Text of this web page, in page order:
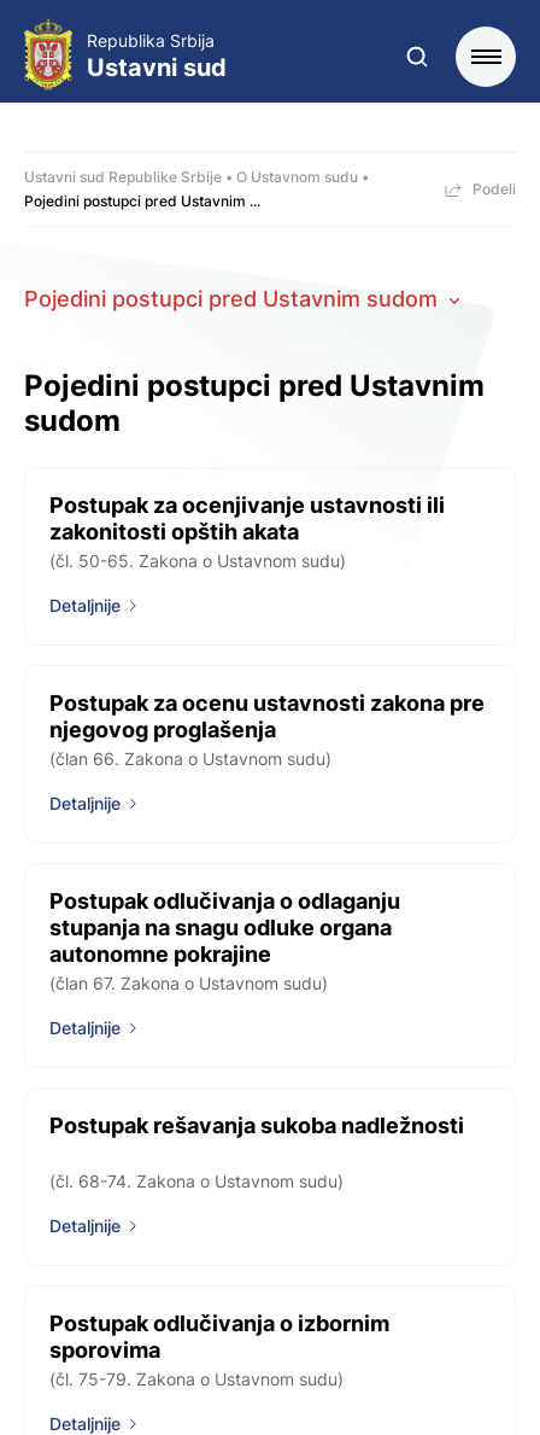
Republika Srbija
Ustavni sud
Pojedini postupci pred Ustavnim
sudom
Postupak za ocenjivanje ustavnosti ili
zakonitosti opštih akata
(čl. 50-65. Zakona o Ustavnom sudu)
Detaljnije
Postupak za ocenu ustavnosti zakona pre
njegovog proglašenja
(član 66. Zakona o Ustavnom sudu)
Detaljnije
Postupak odlučivanja o odlaganju
stupanja na snagu odluke organa
autonomne pokrajine
(član 67. Zakona o Ustavnom sudu)
Detaljnije
Postupak rešavanja sukoba nadležnosti
(čl. 68-74. Zakona o Ustavnom sudu)
Detaljnije
Postupak odlučivanja o izbornim
sporovima
(čl. 75-79. Zakona o Ustavnom sudu)
Detaljnije
Pojedini postupci pred Ustavnim sudom
Ustavni sud Republike Srbije
O Ustavnom sudu
Pojedini postupci pred Ustavnim ...
Podeli